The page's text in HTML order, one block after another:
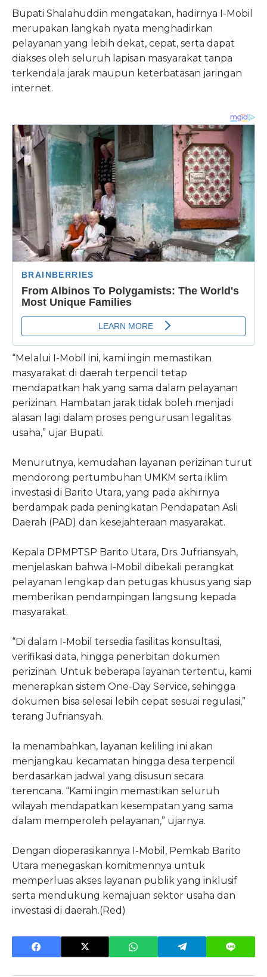
Bupati Shalahuddin mengatakan, hadirnya I-Mobil
merupakan langkah nyata menghadirkan
pelayanan yang lebih dekat, cepat, serta dapat
diakses oleh seluruh lapisan masyarakat tanpa
terkendala jarak maupun keterbatasan jaringan
internet.
“Melalui I-Mobil ini, kami ingin memastikan
masyarakat di daerah terpencil tetap
mendapatkan hak yang sama dalam pelayanan
perizinan. Hambatan jarak tidak boleh menjadi
alasan lagi dalam proses pengurusan legalitas
usaha,” ujar Bupati.
Menurutnya, kemudahan layanan perizinan turut
mendorong pertumbuhan UMKM serta iklim
investasi di Barito Utara, yang pada akhirnya
berdampak pada peningkatan Pendapatan Asli
Daerah (PAD) dan kesejahteraan masyarakat.
Kepala DPMPTSP Barito Utara, Drs. Jufriansyah,
menjelaskan bahwa I-Mobil dibekali perangkat
pelayanan lengkap dan petugas khusus yang siap
memberikan pendampingan langsung kepada
masyarakat.
“Di dalam I-Mobil tersedia fasilitas konsultasi,
verifikasi data, hingga penerbitan dokumen
perizinan. Untuk beberapa layanan tertentu, kami
menerapkan sistem One-Day Service, sehingga
dokumen bisa selesai lebih cepat sesuai regulasi,”
terang Jufriansyah.
Ia menambahkan, layanan keliling ini akan
menjangkau kecamatan hingga desa terpencil
berdasarkan jadwal yang disusun secara
terencana. “Kami ingin memastikan seluruh
wilayah mendapatkan kesempatan yang sama
dalam memperoleh pelayanan,” ujarnya.
Dengan dioperasikannya I-Mobil, Pemkab Barito
Utara menegaskan komitmennya untuk
memperluas akses layanan publik yang inklusif
serta mendukung kemajuan sektor usaha dan
investasi di daerah.(Red)